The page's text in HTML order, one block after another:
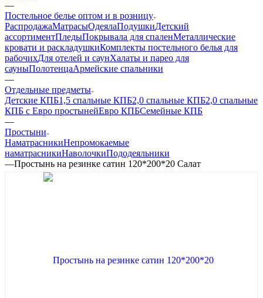
—
Постельное белье оптом и в розницу
РаспродажаМатрасыОдеялаПодушкиДетский
ассортиментПледыПокрывала для спаленМеталлические
кровати и раскладушкиКомплекты постельного белья для
рабочихДля отелей и саунХалаты и парео для
сауныПолотенцаАрмейские спальники
—
Отдельные предметы
Детские КПБ1,5 спальные КПБ2,0 спальные КПБ2,0 спальные
КПБ с Евро простынейЕвро КПБСемейные КПБ
—
Простыни
НаматрасникиНепромокаемые
наматрасникиНаволочкиПододеяльники
—Простынь на резинке сатин 120*200*20 Салат